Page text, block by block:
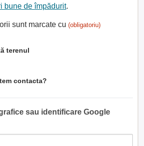
bune de împădurit.
sunt marcate cu (obligatoriu)
terenul
contacta?
sau identificare Google